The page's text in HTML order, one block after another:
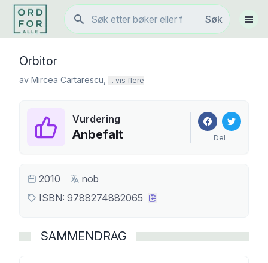
Søk
Søk
Vis
Orbitor
av Mircea Cartarescu ... vis flere
Vurdering
Anbefalt Del
2010
nob
ISBN: 9788274882065
SAMMENDRAG